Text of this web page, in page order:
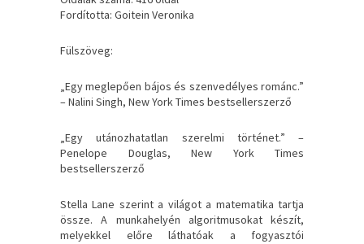
Fordította: Goitein Veronika
Fülszöveg:
„Egy ​meglepően bájos és szenvedélyes románc.”
– Nalini Singh, New York Times bestsellerszerző
„Egy utánozhatatlan szerelmi történet.” –
Penelope Douglas, New York Times
bestsellerszerző
Stella Lane szerint a világot a matematika tartja
össze. A munkahelyén algoritmusokat készít,
melyekkel előre láthatóak a fogyasztói